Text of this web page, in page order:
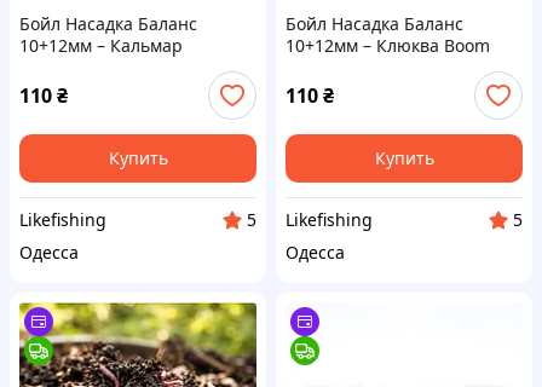
Бойл Насадка Баланс
10+12мм – Кальмар
110₴
Купить
Likefishing
5
Одесса
Бойл Насадка Баланс
10+12мм – Клюква Boom
110₴
Купить
Likefishing
5
Одесса